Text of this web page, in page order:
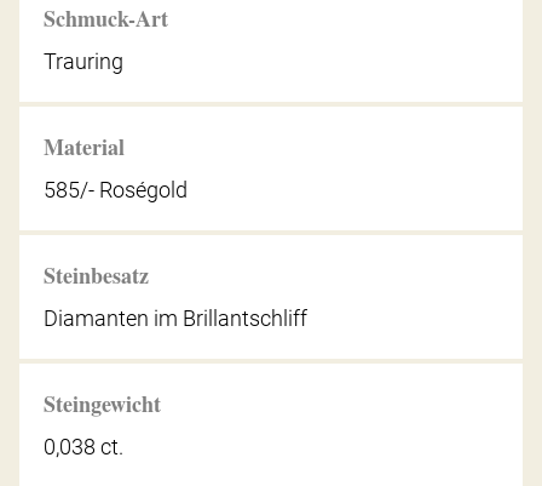
Schmuck-Art
Trauring
Material
585/- Roségold
Steinbesatz
Diamanten im Brillantschliff
Steingewicht
0,038 ct.